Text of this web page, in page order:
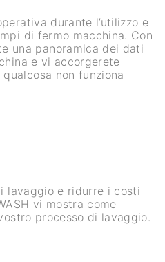
durante l’utilizzo e
di fermo macchina. Con
una panoramica dei dati
e vi accorgerete
non funziona
lavaggio e ridurre i costi
vi mostra come
processo di lavaggio.